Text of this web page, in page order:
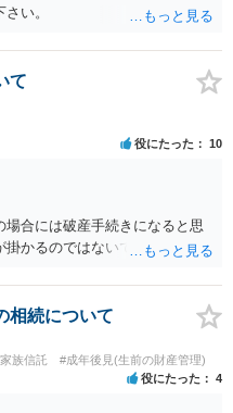
い。
て
役にたった 10
合には破産手続きになると思
かるのではないでしょうか。
相続について
族信託 #成年後見(生前の財産管理)
役にたった 4